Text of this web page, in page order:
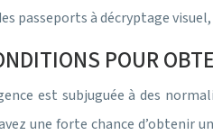
passeports à décryptage
POUR
est subjuguée à des
une forte chance d’obtenir un